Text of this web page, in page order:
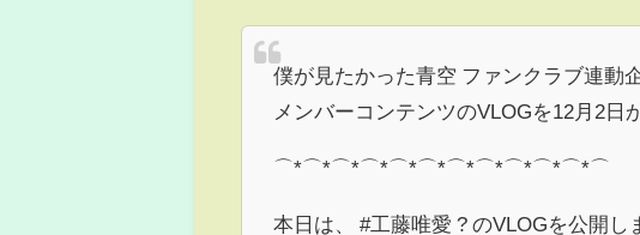
僕が見たかった青空 ファンクラブ連動
メンバーコンテンツのVLOGを12月2日
⌒*⌒*⌒*⌒*⌒*⌒*⌒*⌒*⌒*⌒*⌒*⌒
本日は、 #工藤唯愛 ? のVLOGを公開し